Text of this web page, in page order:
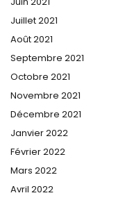
Juillet 2021
Août 2021
Septembre 2021
Octobre 2021
Novembre 2021
Décembre 2021
Janvier 2022
Février 2022
Mars 2022
Avril 2022